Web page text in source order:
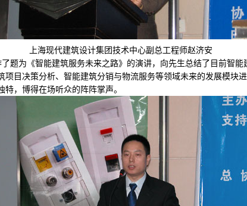
上海现代建筑设计集团技术中心副总工程师赵济安
题为《智能建筑服务未来之路》的演讲，向先生总结了目前智能
项目决策分析、智能建筑分销与物流服务等领域未来的发展模块
，博得在场听众的阵阵掌声。